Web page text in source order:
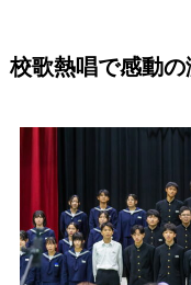
校歌熱唱で感動の